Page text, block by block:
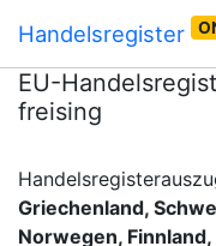
Handelsregister
EU-
freising
Griechenland,
Norwegen,